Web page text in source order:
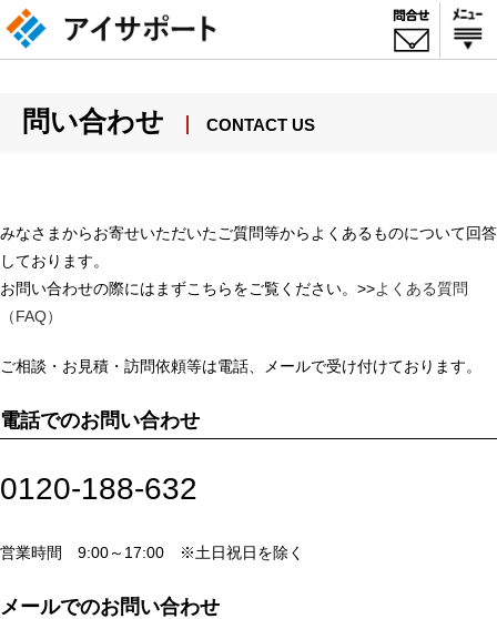
問い合わせ CONTACT US
みなさまからお寄せいただいたご質問等からよくあるものについて回答
しております。
お問い合わせの際にはまずこちらをご覧ください。>>よくある質問
（FAQ）
ご相談・お見積・訪問依頼等は電話、メールで受け付けております。
電話でのお問い合わせ
0120-188-632
営業時間 9:00～17:00 ※土日祝日を除く
メールでのお問い合わせ